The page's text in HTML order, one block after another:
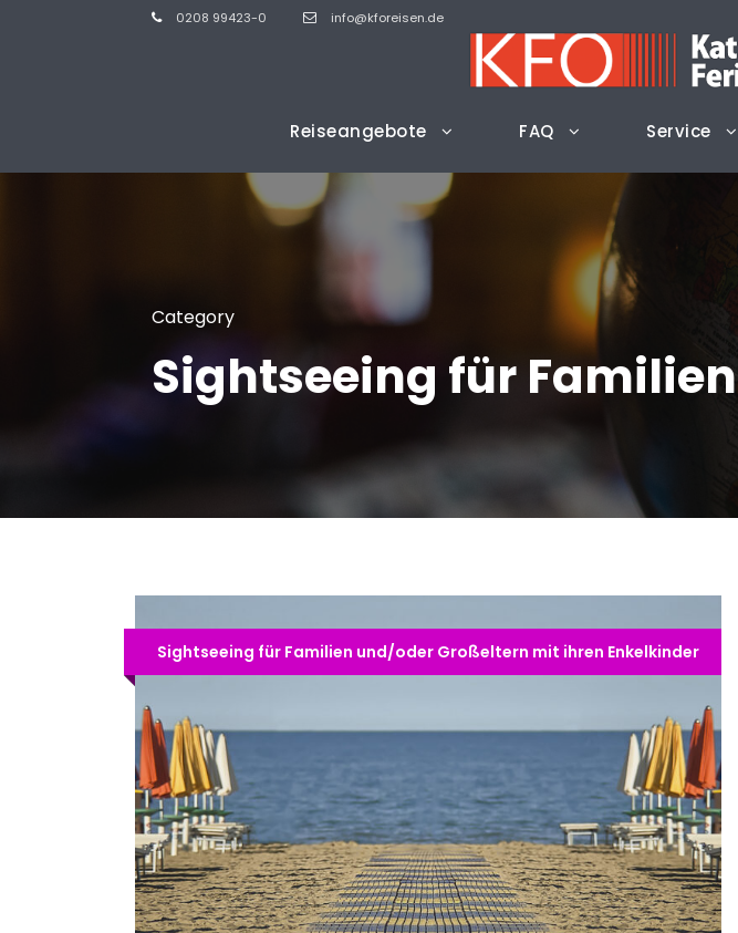
0208 99423-0 info@kforeisen.de
Reiseangebote FAQ Service
Category
Sightseeing für Familien
Sightseeing für Familien und/oder Großeltern mit ihren Enkelkinder